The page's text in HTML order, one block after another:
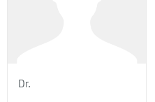
Dr.